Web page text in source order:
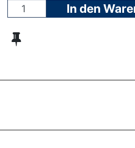
In den